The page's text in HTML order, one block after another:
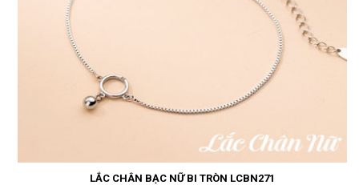
LẮC CHÂN BẠC NỮ BI TRÒN LCBN271